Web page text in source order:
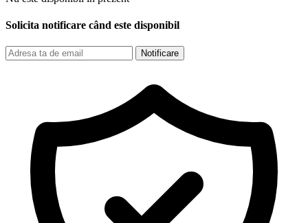
Solicita notificare când este disponibil
Notificare